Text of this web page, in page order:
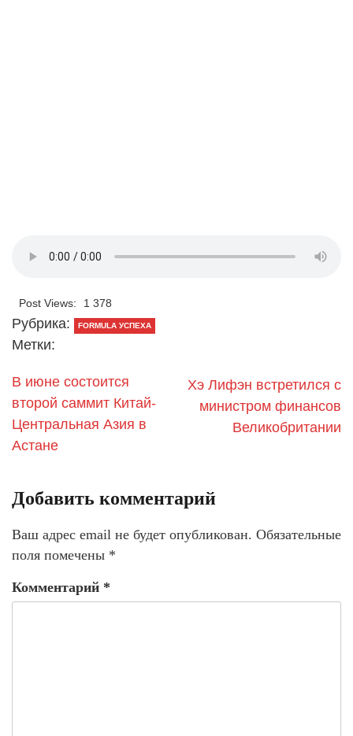
Post Views: 1 378
Рубрика: FORMULA УСПЕХА
Метки:
В июне состоится
второй саммит Китай-
Центральная Азия в
Астане
Хэ Лифэн встретился с
министром финансов
Великобритании
Добавить комментарий
Ваш адрес email не будет опубликован. Обязательные
поля помечены *
Комментарий *